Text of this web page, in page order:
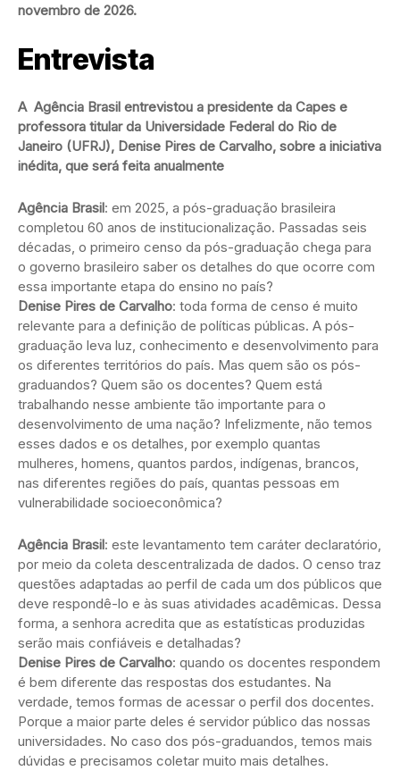
novembro de 2026.
Entrevista
A Agência Brasil entrevistou a presidente da Capes e
professora titular da Universidade Federal do Rio de
Janeiro (UFRJ), Denise Pires de Carvalho, sobre a iniciativa
inédita, que será feita anualmente
Agência Brasil: em 2025, a pós-graduação brasileira
completou 60 anos de institucionalização. Passadas seis
décadas, o primeiro censo da pós-graduação chega para
o governo brasileiro saber os detalhes do que ocorre com
essa importante etapa do ensino no país?
Denise Pires de Carvalho: toda forma de censo é muito
relevante para a definição de políticas públicas. A pós-
graduação leva luz, conhecimento e desenvolvimento para
os diferentes territórios do país. Mas quem são os pós-
graduandos? Quem são os docentes? Quem está
trabalhando nesse ambiente tão importante para o
desenvolvimento de uma nação? Infelizmente, não temos
esses dados e os detalhes, por exemplo quantas
mulheres, homens, quantos pardos, indígenas, brancos,
nas diferentes regiões do país, quantas pessoas em
vulnerabilidade socioeconômica?
Agência Brasil: este levantamento tem caráter declaratório,
por meio da coleta descentralizada de dados. O censo traz
questões adaptadas ao perfil de cada um dos públicos que
deve respondê-lo e às suas atividades acadêmicas. Dessa
forma, a senhora acredita que as estatísticas produzidas
serão mais confiáveis e detalhadas?
Denise Pires de Carvalho: quando os docentes respondem
é bem diferente das respostas dos estudantes. Na
verdade, temos formas de acessar o perfil dos docentes.
Porque a maior parte deles é servidor público das nossas
universidades. No caso dos pós-graduandos, temos mais
dúvidas e precisamos coletar muito mais detalhes.